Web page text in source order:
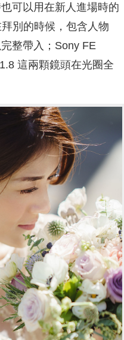
可以用在新人進場時的
別的時候，包含人物
整帶入；Sony FE
這兩顆鏡頭在光圈全